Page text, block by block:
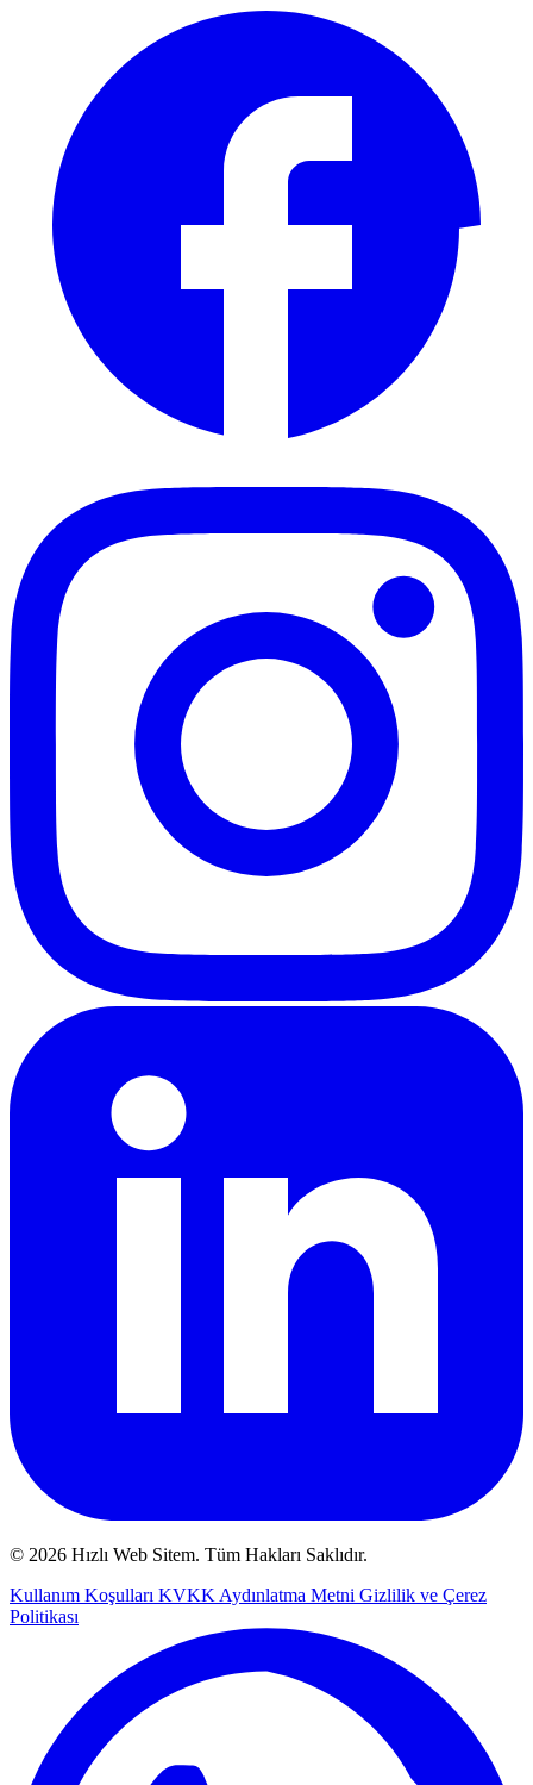
© 2026 Hızlı Web Sitem. Tüm Hakları Saklıdır.
Kullanım Koşulları KVKK Aydınlatma Metni Gizlilik ve Çerez
Politikası